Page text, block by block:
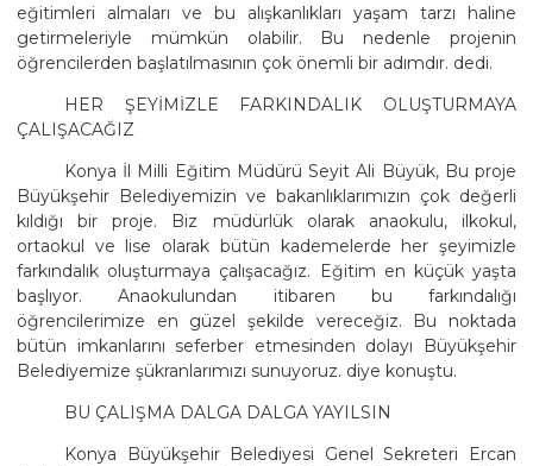
eğitimleri almaları ve bu alışkanlıkları yaşam tarzı haline
getirmeleriyle mümkün olabilir. Bu nedenle projenin
öğrencilerden başlatılmasının çok önemli bir adımdır. dedi.
HER ŞEYİMİZLE FARKINDALIK OLUŞTURMAYA
ÇALIŞACAĞIZ
Konya İl Milli Eğitim Müdürü Seyit Ali Büyük, Bu proje
Büyükşehir Belediyemizin ve bakanlıklarımızın çok değerli
kıldığı bir proje. Biz müdürlük olarak anaokulu, ilkokul,
ortaokul ve lise olarak bütün kademelerde her şeyimizle
farkındalık oluşturmaya çalışacağız. Eğitim en küçük yaşta
başlıyor. Anaokulundan itibaren bu farkındalığı
öğrencilerimize en güzel şekilde vereceğiz. Bu noktada
bütün imkanlarını seferber etmesinden dolayı Büyükşehir
Belediyemize şükranlarımızı sunuyoruz. diye konuştu.
BU ÇALIŞMA DALGA DALGA YAYILSIN
Konya Büyükşehir Belediyesi Genel Sekreteri Ercan